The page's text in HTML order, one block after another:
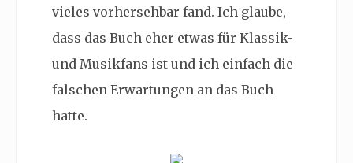
vieles vorhersehbar fand. Ich glaube,
dass das Buch eher etwas für Klassik-
und Musikfans ist und ich einfach die
falschen Erwartungen an das Buch
hatte.